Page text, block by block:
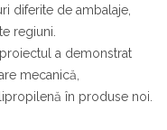
diferite de ambalaje,
regiuni.
a demonstrat
mecanică,
în produse noi.